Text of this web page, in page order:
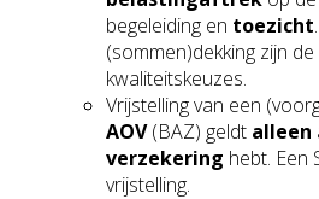
begeleiding en toezicht
(sommen)dekking zijn
kwaliteitskeuzes.
Vrijstelling van een
AOV(BAZ) geldt alleen
verzekering hebt. Een
vrijstelling.